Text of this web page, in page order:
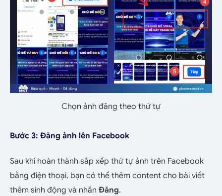
Chọn ảnh đăng theo thứ tự
Bước 3: Đăng ảnh lên Facebook
Sau khi hoàn thành sắp xếp thứ tự ảnh trên Facebook
bằng điện thoại, bạn có thể thêm content cho bài viết
thêm sinh động và nhấn Đăng.